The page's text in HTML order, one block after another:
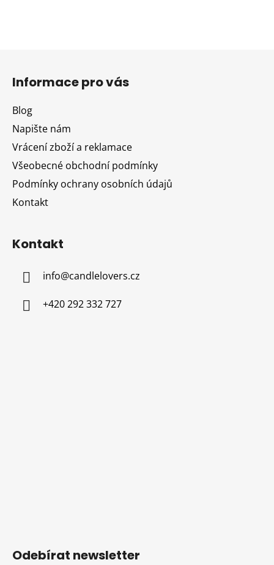
Informace pro vás
Blog
Napište nám
Vrácení zboží a reklamace
Všeobecné obchodní podmínky
Podmínky ochrany osobních údajů
Kontakt
Kontakt
info@candlelovers.cz
+420 292 332 727
Odebírat newsletter